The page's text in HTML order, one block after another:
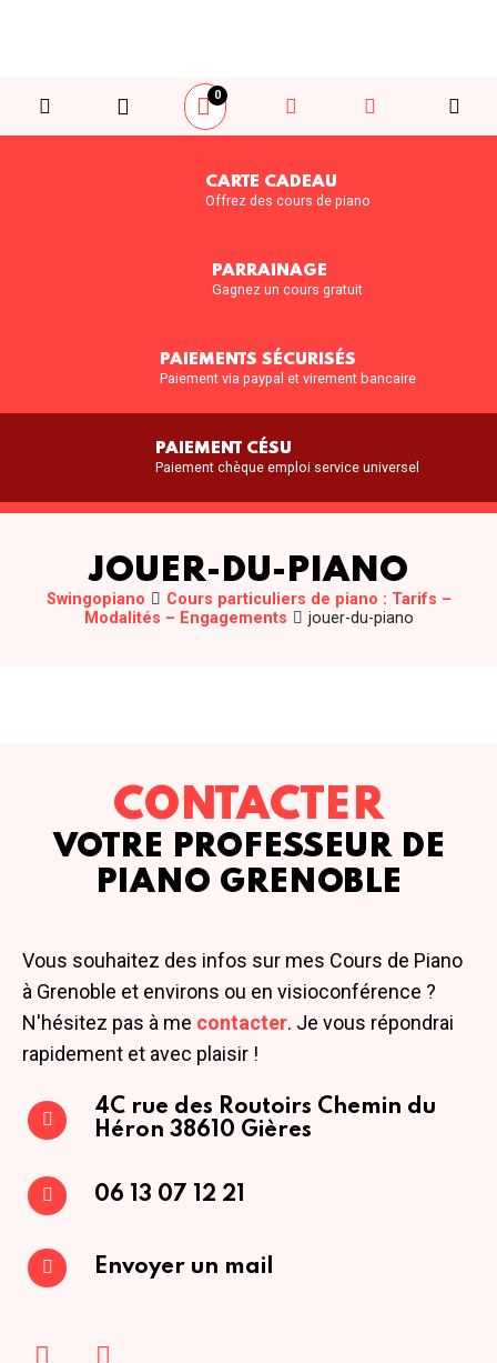
0
CARTE CADEAU
Offrez des cours de piano
PARRAINAGE
Gagnez un cours gratuit
PAIEMENTS SÉCURISÉS
Paiement via paypal et virement bancaire
PAIEMENT CÉSU
Paiement chèque emploi service universel
JOUER-DU-PIANO
Swingopiano
Cours particuliers de piano : Tarifs –
Modalités – Engagements
jouer-du-piano
CONTACTER
VOTRE PROFESSEUR DE
PIANO GRENOBLE
Vous souhaitez des infos sur mes Cours de Piano
à Grenoble et environs ou en visioconférence ?
N'hésitez pas à me contacter. Je vous répondrai
rapidement et avec plaisir !
4C rue des Routoirs Chemin du
Héron 38610 Gières
06 13 07 12 21
Envoyer un mail